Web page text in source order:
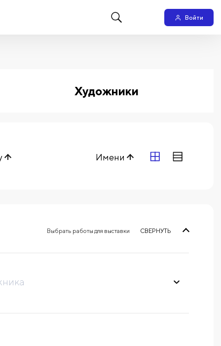
Войти
Художники
Выбрать работы для выставки СВЕРНУТЬ
Имени